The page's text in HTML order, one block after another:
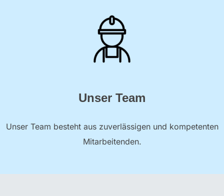
Unser Team
Unser Team besteht aus zuverlässigen und kompetenten
Mitarbeitenden.